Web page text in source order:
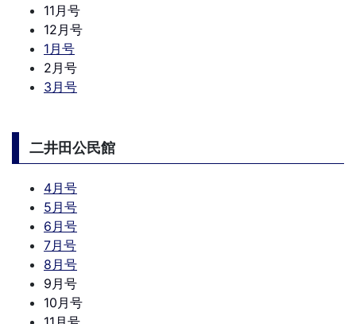
11月号
12月号
1月号
2月号
3月号
二井田公民館
4月号
5月号
6月号
7月号
8月号
9月号
10月号